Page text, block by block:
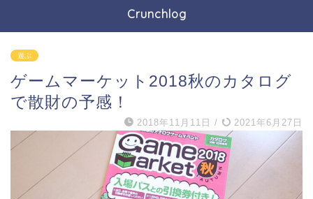
Crunchlog
遊ぶ
ゲームマーケット2018秋のカタログ
で散財の予感！
2018年11月11日 / 2021年6月27日